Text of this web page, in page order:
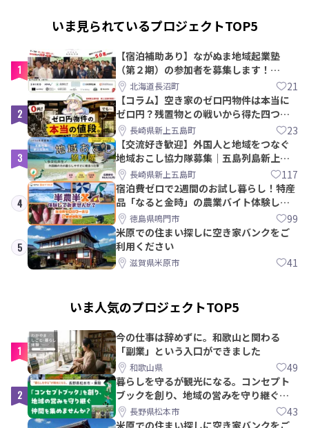
いま見られているプロジェクトTOP5
1
【宿泊補助あり】ながぬま地域起業塾
（第２期）の参加者を募集します！
【8/21〆】
北海道長沼町 21
2
【コラム】空き家のゼロ円物件は本当に
ゼロ円？残置物との戦いから得た四つの
教訓｜新上五島町
長崎県新上五島町 23
3
【交流好き歓迎】外国人と地域をつなぐ
地域おこし協力隊募集｜五島列島新上五
島町長崎県新上五島町 117
4
宿泊費ゼロで2週間のお試し暮らし！特産
品「なると金時」の農業バイト体験して
みませんか？
徳島県鳴門市 99
5
米原での住まい探しに空き家バンクをご
利用ください
滋賀県米原市 41
いま人気のプロジェクトTOP5
1
今の仕事は辞めずに。和歌山と関わる
「副業」という入口ができました
和歌山県 49
2
暮らしを守るが観光になる。コンセプト
ブックを創り、地域の営みを守り継ぐ仲
間を集めませんか？
長野県松本市 43
米原での住まい探しに空き家バンクをご